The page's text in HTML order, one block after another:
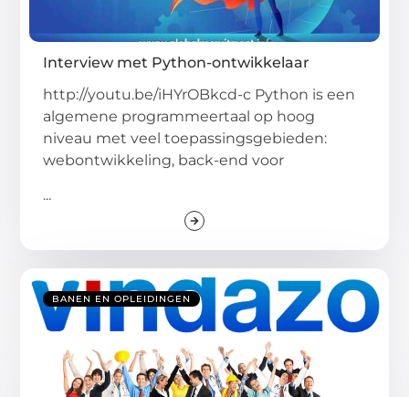
Interview met Python-ontwikkelaar
http://youtu.be/iHYrOBkcd-c Python is een
algemene programmeertaal op hoog
niveau met veel toepassingsgebieden:
webontwikkeling, back-end voor
...
BANEN EN OPLEIDINGEN